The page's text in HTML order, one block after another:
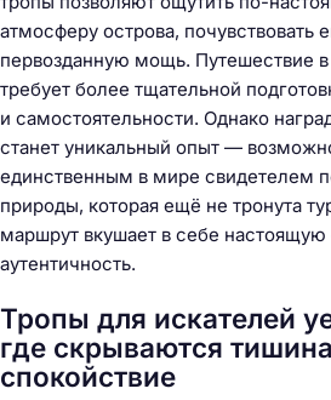
атмосферу острова, почувствовать
первозданную мощь. Путешествие в
требует более тщательной
и самостоятельности. Однако
станет уникальный опыт —
единственным в мире свидетелем
природы, которая ещё не тронута
маршрут вкушает в себе настоящую
аутентичность.
Тропы для искателей
где скрываются
спокойствие